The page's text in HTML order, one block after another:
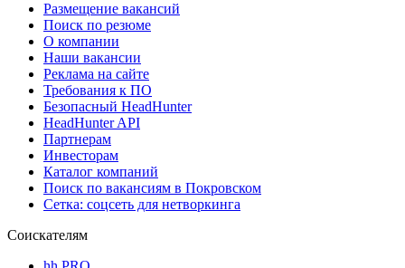
Размещение вакансий
Поиск по резюме
О компании
Наши вакансии
Реклама на сайте
Требования к ПО
Безопасный HeadHunter
HeadHunter API
Партнерам
Инвесторам
Каталог компаний
Поиск по вакансиям в Покровском
Сетка: соцсеть для нетворкинга
Соискателям